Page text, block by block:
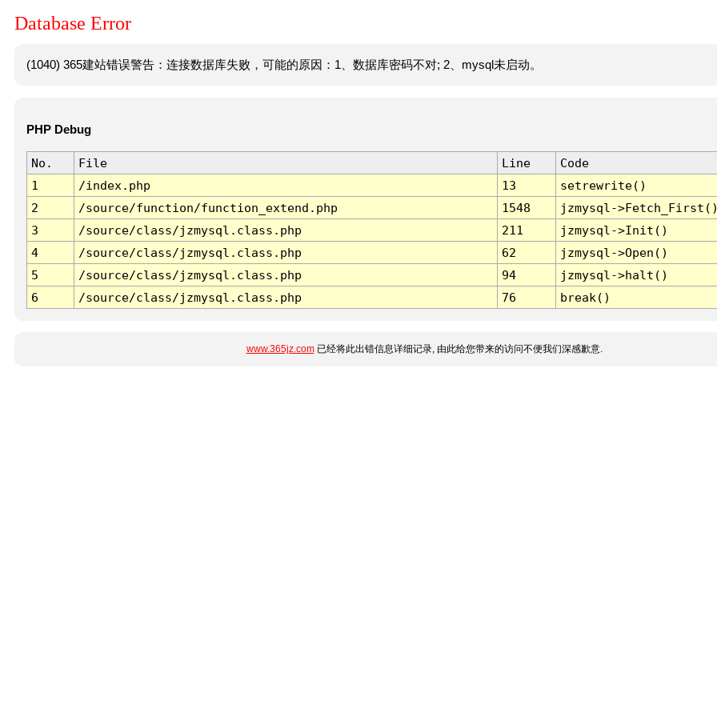
Database Error
(1040) 365建站错误警告：连接数据库失败，可能的原因：1、数据库密码不对; 2、mysql未启动。
PHP Debug
No. File Line
Code
1
/index.php 13
setrewrite()
2
/source/function/function_extend.php 1548
jzmysql-
3
/source/class/jzmysql.class.php 211
jzmysql->Init()
4
/source/class/jzmysql.class.php 62
jzmysql->Open()
5
/source/class/jzmysql.class.php 94
jzmysql->halt()
6
/source/class/jzmysql.class.php 76 break()
www.365jz.com已经将此出错信息详细记录, 由此给您带来的访问不便我们深感歉意.